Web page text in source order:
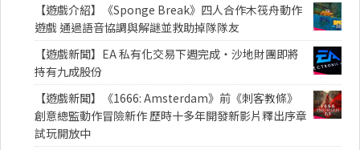
【遊戲介紹】《Sponge Break》四人合作木筏舟動作
遊戲 通過語音協調與解謎並救助掉隊隊友
【遊戲新聞】EA 私有化交易下週完成・沙地財團即將
持有九成股份
【遊戲新聞】《1666: Amsterdam》前《刺客教條》
創意總監動作冒險新作 歷時十多年開發新影片釋出序章
試玩開放中